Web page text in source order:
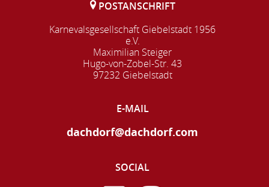
POSTANSCHRIFT
Karnevalsgesellschaft Giebelstadt 1956
e.V.
Maximilian Steiger
Hugo-von-Zobel-Str. 43
97232 Giebelstadt
E-MAIL
dachdorf@dachdorf.com
SOCIAL